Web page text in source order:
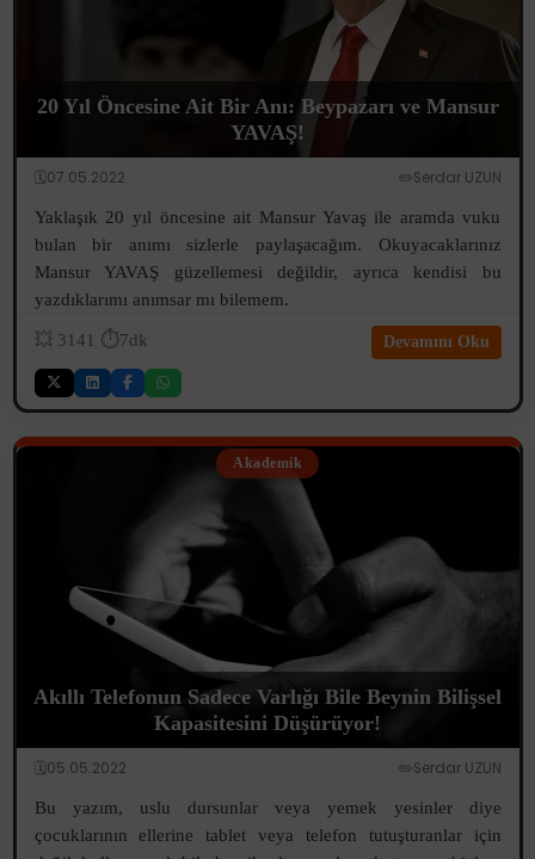
20 Yıl Öncesine Ait Bir Anı: Beypazarı ve Mansur
YAVAŞ!
🗓️07.05.2022 ✏️Serdar UZUN
Yaklaşık 20 yıl öncesine ait Mansur Yavaş ile aramda vuku
bulan bir anımı sizlerle paylaşacağım. Okuyacaklarınız
Mansur YAVAŞ güzellemesi değildir, ayrıca kendisi bu
yazdıklarımı anımsar mı bilemem.
💥 3141 ⏱️7dk Devamını Oku
Akademik
Akıllı Telefonun Sadece Varlığı Bile Beynin Bilişsel
Kapasitesini Düşürüyor!
🗓️05.05.2022 ✏️Serdar UZUN
Bu yazım, uslu dursunlar veya yemek yesinler diye
çocuklarının ellerine tablet veya telefon tutuşturanlar için